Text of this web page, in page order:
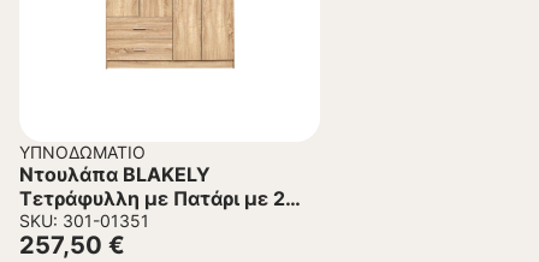
ΥΠΝΟΔΩΜΆΤΙΟ
Ντουλάπα BLAKELY
Τετράφυλλη με Πατάρι με 2
Συρτάρια Sonama
120x42x241Υεκ.
SKU: 301-01351
257,50 €